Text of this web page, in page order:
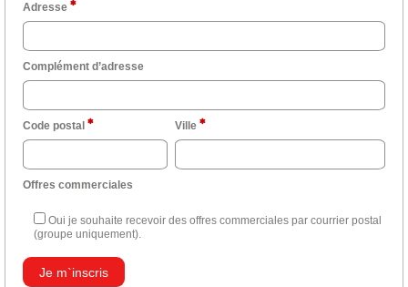
Adresse
Complément d’adresse
Code postal Ville
Offres commerciales
Oui je souhaite recevoir des offres commerciales par courrier postal
(groupe uniquement).